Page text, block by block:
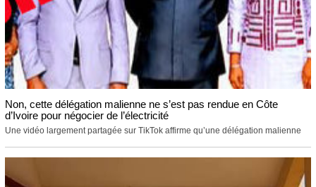
Non, cette délégation malienne ne s’est pas rendue en Côte
d’Ivoire pour négocier de l’électricité
Une vidéo largement partagée sur TikTok affirme qu’une délégation malienne